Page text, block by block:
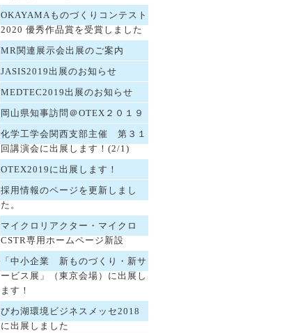
OKAYAMAものづくりコンテスト
2020 優秀作品賞を受賞しました
MR関連展示会出展のご案内
JASIS2019出展のお知らせ
MEDTEC2019出展のお知らせ
岡山県知事訪問＠OTEX２０１９
化学工学会関西支部主催 第３１
回講演会に出展します！(2/1)
OTEX2019に出展します！
採用情報のページを更新しまし
た。
マイクロリアクター・マイクロ
CSTR専用ホームページ新設
「中小企業 新ものづくり・新サ
ービス展」（東京会場）に出展し
ます！
びわ湖環境ビジネスメッセ2018
に出展しました